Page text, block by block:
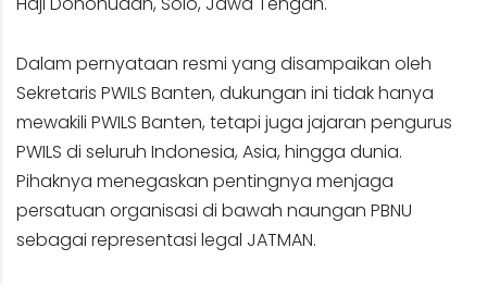
Dalam pernyataan resmi yang disampaikan oleh
Sekretaris PWILS Banten, dukungan ini tidak hanya
mewakili PWILS Banten, tetapi juga jajaran pengurus
PWILS di seluruh Indonesia, Asia, hingga dunia.
Pihaknya menegaskan pentingnya menjaga
persatuan organisasi di bawah naungan PBNU
sebagai representasi legal JATMAN.